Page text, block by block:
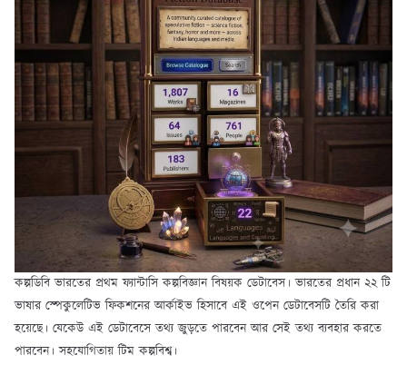
কল্পডিবি ভারতের প্রথম ফ্যান্টাসি কল্পবিজ্ঞান বিষয়ক ডেটাবেস। ভারতের প্রধান ২২ টি
ভাষার স্পেকুলেটিভ ফিকশনের আর্কাইভ হিসাবে এই ওপেন ডেটাবেসটি তৈরি করা
হয়েছে। যেকেউ এই ডেটাবেসে তথ্য জুড়তে পারবেন আর সেই তথ্য ব্যবহার করতে
পারবেন। সহযোগিতায় টিম কল্পবিশ্ব।